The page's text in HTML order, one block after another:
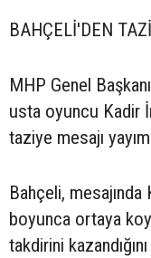
BAHÇELİ'DEN
MHP Genel
usta oyuncu Kadir
taziye mesajı
Bahçeli, mesajında
boyunca ortaya
takdirini